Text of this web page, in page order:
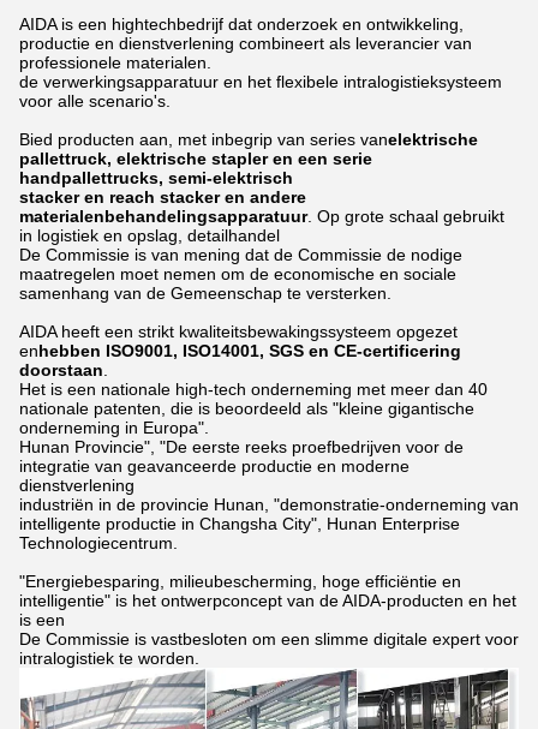
AIDA is een hightechbedrijf dat onderzoek en ontwikkeling,
productie en dienstverlening combineert als leverancier van
professionele materialen.
de verwerkingsapparatuur en het flexibele intralogistieksysteem
voor alle scenario's.
Bied producten aan, met inbegrip van series vanelektrische
pallettruck, elektrische stapler en een serie
handpallettrucks, semi-elektrisch
stacker en reach stacker en andere
materialenbehandelingsapparatuur. Op grote schaal gebruikt
in logistiek en opslag, detailhandel
De Commissie is van mening dat de Commissie de nodige
maatregelen moet nemen om de economische en sociale
samenhang van de Gemeenschap te versterken.
AIDA heeft een strikt kwaliteitsbewakingssysteem opgezet
enhebben ISO9001, ISO14001, SGS en CE-certificering
doorstaan
Het is een nationale high-tech onderneming met meer dan 40
nationale patenten, die is beoordeeld als "kleine gigantische
onderneming in Europa".
Hunan Provincie", "De eerste reeks proefbedrijven voor de
integratie van geavanceerde productie en moderne
dienstverlening
industriën in de provincie Hunan, "demonstratie-onderneming van
intelligente productie in Changsha City", Hunan Enterprise
Technologiecentrum.
"Energiebesparing, milieubescherming, hoge efficiëntie en
intelligentie" is het ontwerpconcept van de AIDA-producten en het
is een
De Commissie is vastbesloten om een slimme digitale expert voor
intralogistiek te worden.